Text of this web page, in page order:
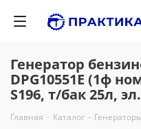
Генератор
DPG10551E (1ф
S196, т/бак 25л,
Главная - Каталог -